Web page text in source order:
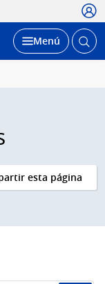
Desplegar
Menú Abrir
esta página